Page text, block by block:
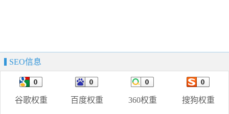
SEO信息
谷歌权重 百度权重 360权重 搜狗权重